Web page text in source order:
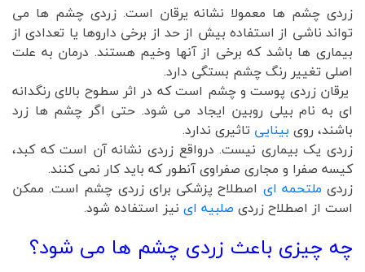
زردی چشم ها معمولا نشانه یرقان است. زردی چشم ها می
تواند ناشی از استفاده بیش از حد از برخی داروها یا تعدادی از
بیماری ها باشد که برخی از آنها وخیم هستند. درمان به علت
اصلی تغییر رنگ چشم بستگی دارد.
یرقان زردی پوست و چشم است که در اثر سطوح بالای رنگدانه
ای به نام بیلی روبین ایجاد می شود. حتی اگر چشم ها زرد
باشند، روی بینایی تاثیری ندارد.
زردی یک بیماری نیست. درواقع زردی نشانه آن است که کبد،
کیسه صفرا و مجاری صفراوی آنطور که باید کار نمی کنند.
زردی ملتحمه ای اصطلاح پزشکی برای زردی چشم است. ممکن
است از اصطلاح زردی صلبیه ای نیز استفاده شود.
چه چیزی باعث زردی چشم ها می شود؟